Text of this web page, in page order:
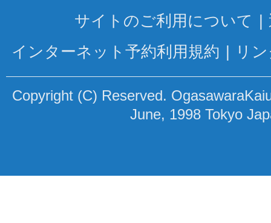
サイトのご利用について
インターネット予約利用規約
リ
Copyright (C) Reserved.
June, 1998 Tokyo